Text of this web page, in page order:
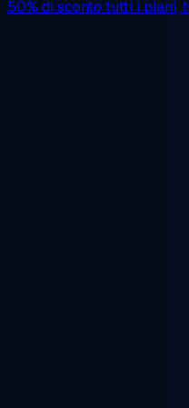
50% di sconto tutti i piani,